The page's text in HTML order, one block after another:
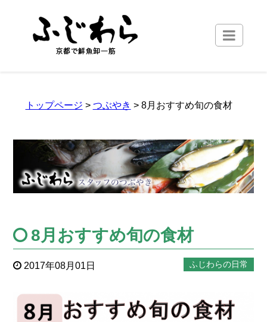
トップページ > つぶやき > 8月おすすめ旬の食材
8月おすすめ旬の食材
2017年08月01日 ふじわらの日常